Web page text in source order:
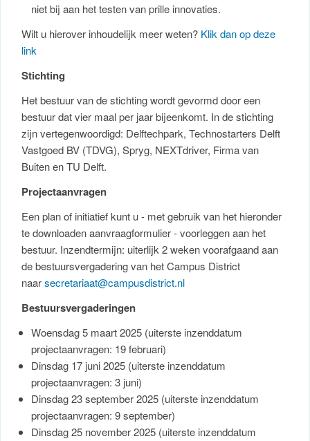
niet bij aan het testen van prille innovaties.
Wilt u hierover inhoudelijk meer weten? Klik dan op deze
link
Stichting
Het bestuur van de stichting wordt gevormd door een
bestuur dat vier maal per jaar bijeenkomt. In de stichting
zijn vertegenwoordigd: Delftechpark, Technostarters Delft
Vastgoed BV (TDVG), Spryg, NEXTdriver, Firma van
Buiten en TU Delft.
Projectaanvragen
Een plan of initiatief kunt u - met gebruik van het hieronder
te downloaden aanvraagformulier - voorleggen aan het
bestuur. Inzendtermijn: uiterlijk 2 weken voorafgaand aan
de bestuursvergadering van het Campus District
naarsecretariaat@campusdistrict.nl
Bestuursvergaderingen
Woensdag 5 maart 2025 (uiterste inzenddatum
projectaanvragen: 19 februari)
Dinsdag 17 juni 2025 (uiterste inzenddatum
projectaanvragen: 3 juni)
Dinsdag 23 september 2025 (uiterste inzenddatum
projectaanvragen: 9 september)
Dinsdag 25 november 2025 (uiterste inzenddatum